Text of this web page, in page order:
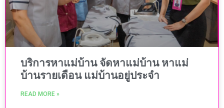
บริการหาแม่บ้าน จัดหาแม่บ้าน หาแม่
บ้านรายเดือน แม่บ้านอยู่ประจำ
READ MORE »